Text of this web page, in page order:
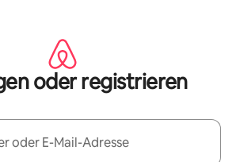
oder registrieren
oder E-Mail-Adresse